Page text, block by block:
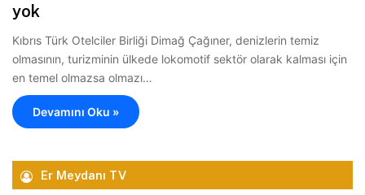
yok
Kıbrıs Türk Otelciler Birliği Dimağ Çağıner, denizlerin temiz
olmasının, turizminin ülkede lokomotif sektör olarak kalması için
en temel olmazsa olmazı…
Devamını Oku »
Er Meydanı TV